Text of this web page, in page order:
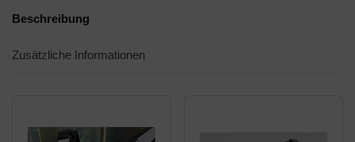
Beschreibung
Zusätzliche Informationen